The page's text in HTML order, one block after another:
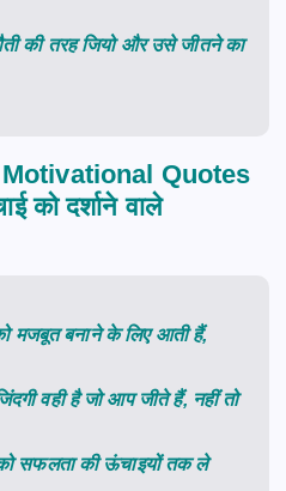
की तरह जियो और उसे जीतने का
Quotes
को दर्शाने वाले
मजबूत बनाने के लिए आती हैं,
वही है जो आप जीते हैं, नहीं तो
सफलता की ऊंचाइयों तक ले